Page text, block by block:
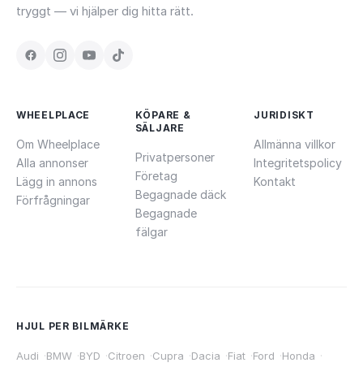
tryggt — vi hjälper dig hitta rätt.
WHEELPLACE
Om Wheelplace
Alla annonser
Lägg in annons
Förfrågningar
KÖPARE &
SÄLJARE
Privatpersoner
Företag
Begagnade däck
Begagnade
fälgar
JURIDISKT
Allmänna villkor
Integritetspolicy
Kontakt
HJUL PER BILMÄRKE
Audi ·BMW ·BYD ·Citroen ·Cupra ·Dacia ·Fiat ·Ford ·Honda ·